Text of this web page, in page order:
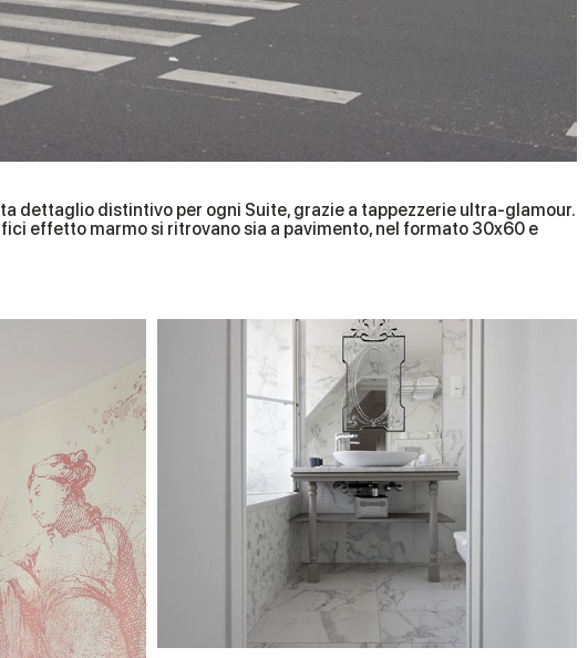
dettaglio distintivo per ogni Suite, grazie a tappezzerie ultra-glamour.
effetto marmo si ritrovano sia a pavimento, nel formato 30x60 e